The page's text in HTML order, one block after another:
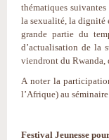
thématiques
la sexualité, la dignité
grande partie du
d’actualisation de la
viendront du Rwanda,
A noter la
l’Afrique) au
Festival Jeunesse